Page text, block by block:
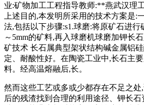
业:矿物加工工程指导教师:**燕武汉理
上述目的,本发明所采用的技术方案是:
法,包括以下步骤:s1.球磨:将原矿石进行
～5mm的矿料,再入球磨机球磨加钾长
矿技术 长石属典型架状结构碱金属铝
定、耐酸性好。在陶瓷工业中,长石主
料。经高温熔融后,长。
然而这些工艺或多或少都存在不足之
后的残渣找到合理的利用途径、钾长